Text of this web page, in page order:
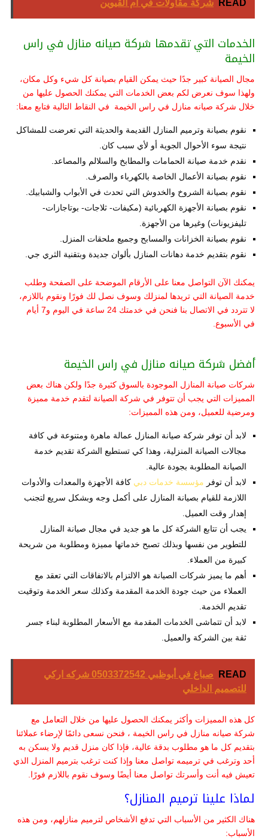
READ شركة مقاولات في ام القيوين
الخدمات التي تقدمها شركة صيانه منازل في راس
الخيمة
مجال الصيانة كبير جدًا حيث يمكن القيام بصيانة كل شيء وكل مكان،
ولهذا سوف نعرض لكم بعض الخدمات التي يمكنك الحصول عليها من
خلال شركة صيانه منازل في راس الخيمة في النقاط التالية فتابع معنا:
نقوم بصيانة وترميم المنازل القديمة والحديثة التي تعرضت للمشاكل
نتيجة سوء الأحوال الجوية أو لأي سبب كان.
نقدم خدمة صيانة الحمامات والمطابخ والسلالم والمصاعد.
نقوم بصيانة الأعمال الخاصة بالكهرباء والصرف.
نقوم بصيانة الشروخ والخدوش التي تحدث في الأبواب والشبابيك.
نقوم بصيانة الأجهزة الكهربائية (مكيفات- ثلاجات- بوتاجازات-
تليفزيونات) وغيرها من الأجهزة.
نقوم بصيانة الخزانات والمسابح وجميع ملحقات المنزل.
نقوم بتقديم خدمة دهانات المنازل بألوان جديدة وبتقنية الثري جي.
يمكنك الآن التواصل معنا على الأرقام الموضحة على الصفحة وطلب
خدمة الصيانة التي تريدها لمنزلك وسوف نصل لك فورًا ونقوم باللازم،
لا تتردد في الاتصال بنا فنحن في خدمتك 24 ساعة في اليوم و7 أيام
في الأسبوع.
أفضل شركة صيانه منازل في راس الخيمة
شركات صيانة المنازل الموجودة بالسوق كثيرة جدًا ولكن هناك بعض
المميزات التي يجب أن تتوفر في شركة الصيانة لتقدم خدمة مميزة
ومرضية للعميل، ومن هذه المميزات:
لابد أن توفر شركة صيانة المنازل عمالة ماهرة ومتنوعة في كافة
مجالات الصيانة المنزلية، وهذا كي تستطيع الشركة تقديم خدمة
الصيانة المطلوبة بجودة عالية.
لابد أن توفر مؤسسة خدمات دبي كافة الأجهزة والمعدات والأدوات
اللازمة للقيام بصيانة المنازل على أكمل وجه وبشكل سريع لتجنب
إهدار وقت العميل.
يجب أن تتابع الشركة كل ما هو جديد في مجال صيانة المنازل
للتطوير من نفسها وبذلك تصبح خدماتها مميزة ومطلوبة من شريحة
كبيرة من العملاء.
أهم ما يميز شركات الصيانة هو الالتزام بالاتفاقات التي تعقد مع
العملاء من حيث جودة الخدمة المقدمة وكذلك سعر الخدمة وتوقيت
تقديم الخدمة.
لابد أن تتماشى الخدمات المقدمة مع الأسعار المطلوبة لبناء جسر
ثقة بين الشركة والعميل.
READ
صباغ في أبوظبي 0503372542 شركه اركي
للتصميم الداخلي
كل هذه المميزات وأكثر يمكنك الحصول عليها من خلال التعامل مع
شركة صيانه منازل في راس الخيمة ، فنحن نسعى دائمًا لإرضاء عملائنا
بتقديم كل ما هو مطلوب بدقة عالية، فإذا كان منزل قديم ولا يسكن به
أحد وترغب في ترميمه تواصل معنا وإذا كنت ترغب بترميم المنزل الذي
تعيش فيه أنت وأسرتك تواصل معنا أيضًا وسوف نقوم باللازم فورًا.
لماذا علينا ترميم المنازل؟
هناك الكثير من الأسباب التي تدفع الأشخاص لترميم منازلهم، ومن هذه
الأسباب: